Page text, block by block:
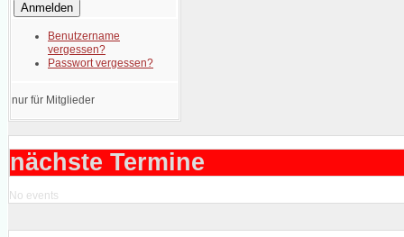
Anmelden
Benutzername
vergessen?
Passwort vergessen?
nur für Mitglieder
nächste Termine
No events